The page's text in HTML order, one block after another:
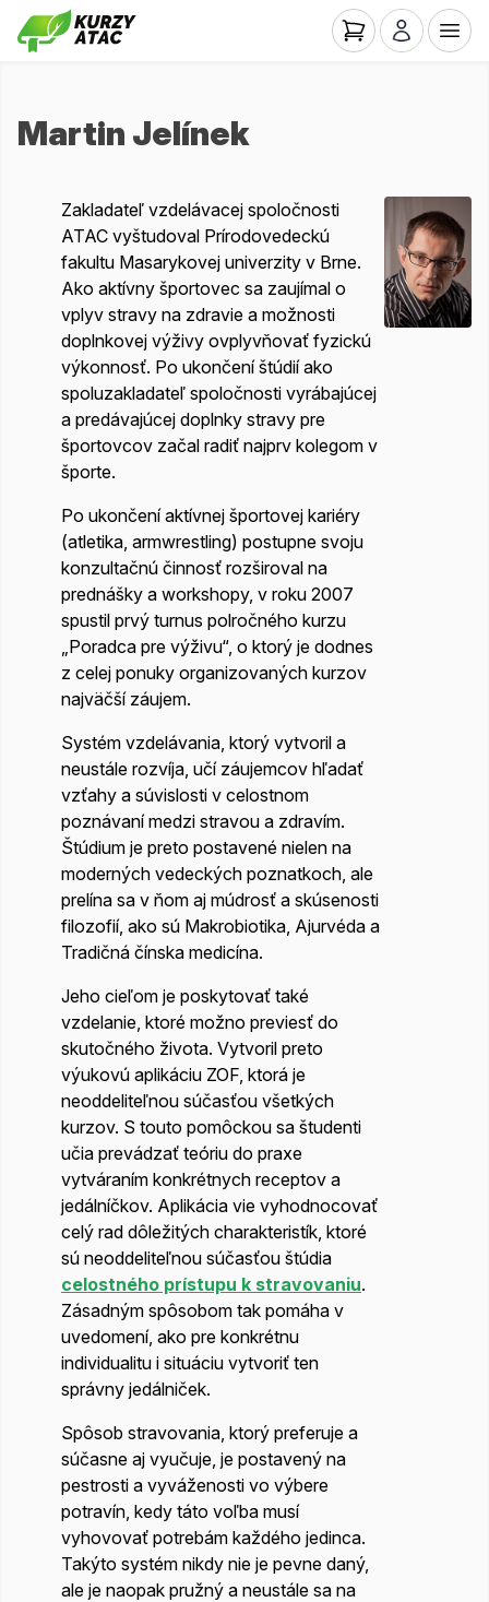
Martin Jelínek
Zakladateľ vzdelávacej spoločnosti
ATAC vyštudoval Prírodovedeckú
fakultu Masarykovej univerzity v Brne.
Ako aktívny športovec sa zaujímal o
vplyv stravy na zdravie a možnosti
doplnkovej výživy ovplyvňovať fyzickú
výkonnosť. Po ukončení štúdií ako
spoluzakladateľ spoločnosti vyrábajúcej
a predávajúcej doplnky stravy pre
športovcov začal radiť najprv kolegom v
športe.
Po ukončení aktívnej športovej kariéry
(atletika, armwrestling) postupne svoju
konzultačnú činnosť rozširoval na
prednášky a workshopy, v roku 2007
spustil prvý turnus polročného kurzu
„Poradca pre výživu“, o ktorý je dodnes
z celej ponuky organizovaných kurzov
najväčší záujem.
Systém vzdelávania, ktorý vytvoril a
neustále rozvíja, učí záujemcov hľadať
vzťahy a súvislosti v celostnom
poznávaní medzi stravou a zdravím.
Štúdium je preto postavené nielen na
moderných vedeckých poznatkoch, ale
prelína sa v ňom aj múdrosť a skúsenosti
filozofií, ako sú Makrobiotika, Ajurvéda a
Tradičná čínska medicína.
Jeho cieľom je poskytovať také
vzdelanie, ktoré možno previesť do
skutočného života. Vytvoril preto
výukovú aplikáciu ZOF, ktorá je
neoddeliteľnou súčasťou všetkých
kurzov. S touto pomôckou sa študenti
učia prevádzať teóriu do praxe
vytváraním konkrétnych receptov a
jedálníčkov. Aplikácia vie vyhodnocovať
celý rad dôležitých charakteristík, ktoré
sú neoddeliteľnou súčasťou štúdia
celostného prístupu k stravovaniu.
Zásadným spôsobom tak pomáha v
uvedomení, ako pre konkrétnu
individualitu i situáciu vytvoriť ten
správny jedálniček.
Spôsob stravovania, ktorý preferuje a
súčasne aj vyučuje, je postavený na
pestrosti a vyváženosti vo výbere
potravín, kedy táto voľba musí
vyhovovať potrebám každého jedinca.
Takýto systém nikdy nie je pevne daný,
ale je naopak pružný a neustále sa na